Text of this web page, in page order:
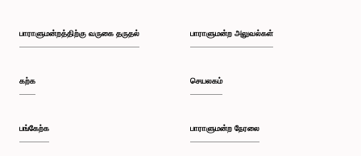
பாராளுமன்றத்திற்கு வருகை தருதல்
கற்க
பங்கேற்க
பாராளுமன்ற அலுவல்கள்
செயலகம்
பாராளுமன்ற நேரலை